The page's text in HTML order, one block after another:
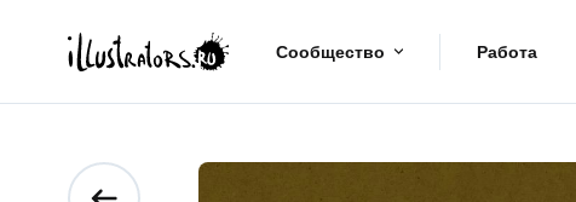
Сообщество Работа